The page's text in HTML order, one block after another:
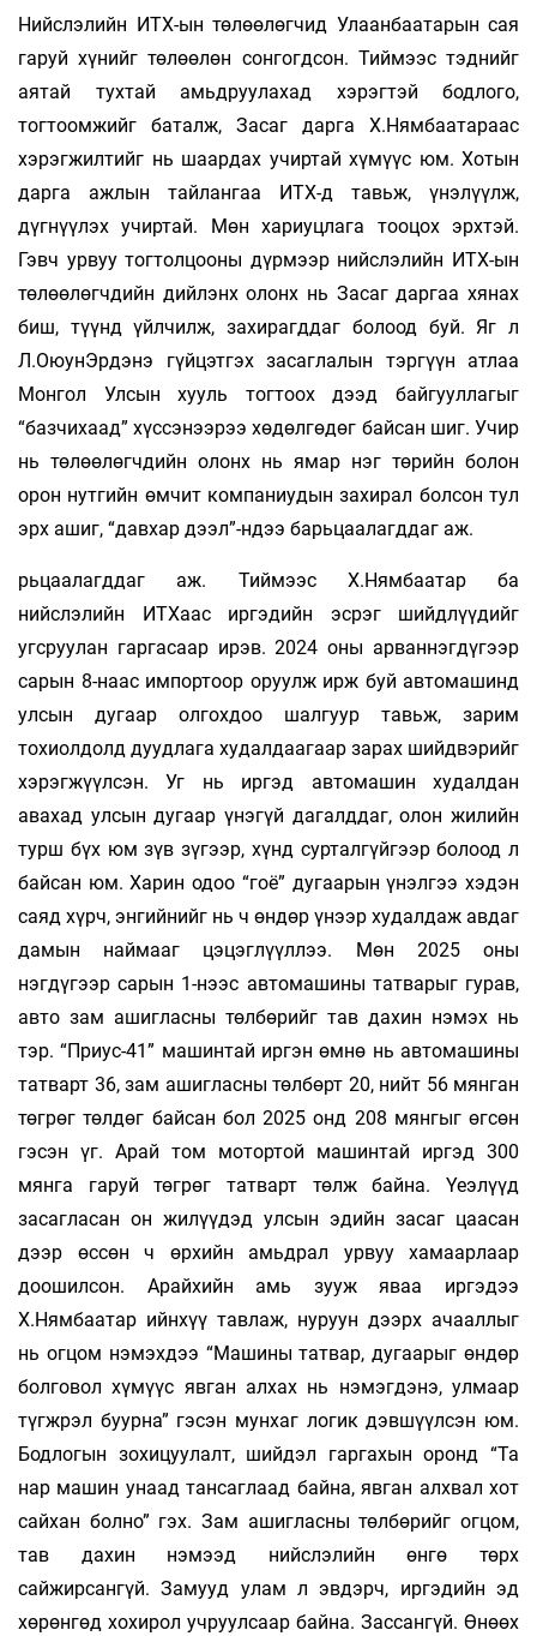
Нийслэлийн ИТХ-ын төлөөлөгчид Улаан­баатарын сая
гаруй хүнийг төлөөлөн сонгогдсон. Тиймээс тэднийг
аятай тухтай амьдруулахад хэрэгтэй бодлого,
тогтоом­жийг баталж, Засаг дарга Х.Нямбаатараас
хэрэгжилтийг нь шаардах учиртай хүмүүс юм. Хо­тын
дарга ажлын тайлангаа ИТХ-д тавьж, үнэлүүлж,
дүгнүүлэх учиртай. Мөн хариуцлага тооцох эрхтэй.
Гэвч урвуу тогтолцооны дүрмээр нийслэлийн ИТХ-ын
төлөөлөгчдийн дийлэнх олонх нь Засаг даргаа хянах
биш, түүнд үйлчилж, захирагддаг болоод буй. Яг л
Л.ОюунЭрдэнэ гүйцэтгэх засаглалын тэргүүн атлаа
Монгол Улсын хууль тогтоох дээд байгууллагыг
“базчихаад” хүссэнээрээ хөдөлгөдөг байсан шиг. Учир
нь төлөөлөгчдийн олонх нь ямар нэг төрийн болон
орон нутгийн өмчит компаниудын захирал болсон тул
эрх ашиг, “давхар дээл”-ндээ барьцаалагддаг аж.
рьцаалагддаг аж. Тиймээс Х.Нямбаатар ба
нийслэлийн ИТХаас иргэдийн эсрэг шийдлүүдийг
угсруулан гаргасаар ирэв. 2024 оны арваннэгдүгээр
сарын 8-наас импортоор оруулж ирж буй автомашинд
улсын дугаар олгохдоо шалгуур тавьж, зарим
тохиолдолд дуудлага худалдаагаар зарах шийдвэрийг
хэрэгжүүлсэн. Уг нь иргэд автомашин худалдан
авахад улсын дугаар үнэгүй дагалддаг, олон жилийн
турш бүх юм зүв зүгээр, хүнд сурталгүйгээр болоод л
байсан юм. Харин одоо “гоё” дугаарын үнэлгээ хэдэн
саяд хүрч, энгийнийг нь ч өндөр үнээр худалдаж авдаг
дамын наймааг цэцэглүүллээ. Мөн 2025 оны
нэгдүгээр сарын 1-нээс автомашины татварыг гурав,
авто зам ашигласны төлбөрийг тав дахин нэмэх нь
тэр. “Приус-41” машинтай иргэн өмнө нь автомашины
татварт 36, зам ашигласны төлбөрт 20, нийт 56 мянган
төгрөг төлдөг байсан бол 2025 онд 208 мянгыг өгсөн
гэсэн үг. Арай том мотортой машинтай иргэд 300
мянга гаруй төгрөг татварт төлж байна. Үеэлүүд
засагласан он жилүүдэд улсын эдийн засаг цаасан
дээр өссөн ч өрхийн амьдрал урвуу хамаарлаар
доошилсон. Арайхийн амь зууж яваа иргэдээ
Х.Нямбаатар ийнхүү тавлаж, нуруун дээрх ачааллыг
нь огцом нэмэхдээ “Машины татвар, дугаарыг өндөр
болговол хүмүүс явган алхах нь нэмэгдэнэ, улмаар
түгжрэл буурна” гэсэн мунхаг логик дэвшүүлсэн юм.
Бодлогын зохицуулалт, шийдэл гаргахын оронд “Та
нар машин унаад тансаглаад байна, явган алхвал хот
сайхан болно” гэх. Зам ашигласны төлбөрийг огцом,
тав дахин нэмээд нийслэлийн өнгө төрх
сайжирсангүй. Замууд улам л эвдэрч, иргэдийн эд
хөрөнгөд хохирол учруулсаар байна. Зассан­гүй. Өнөөх